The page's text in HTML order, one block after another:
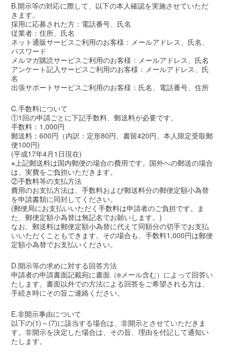
B.開示等の対応に際して、以下の本人確認を実施させていただ
きます。
採用に応募された方：電話番号、氏名
従業者：住所、氏名
ネット通販サービスご利用のお客様：メールアドレス、氏名、
パスワード
メルマガ購読サービスご利用のお客様：メールアドレス、氏名
アンケート記入サービスご利用のお客様：メールアドレス、氏
名
出張サポートサービスご利用のお客様：氏名、電話番号、住所
C.手数料について
①1回の申請ごとに下記手数料、郵送料が必要です。
手数料：1,000円
郵送料：600円（内訳：定形80円、書留420円、本人限定受取郵
便100円)
(平成17年4月1日現在)
※上記郵送料は国内郵便の場合の費用です。国外への郵送の場合
は、実費をご負担いただきます。
②手数料等の支払方法
費用のお支払方法は、手数料および郵送料分の郵便定額小為替
を申請書類に同封してください。
(郵便局にお支払いいただく手数料は申請者のご負担です。ま
た、郵便定額小為替は無記名でお願いします。)
なお、郵送料は郵便定額小為替に代えて同額分の切手でお支払
いいただくこともできます。その場合も、手数料1,000円は郵便
定額小為替でお支払いください。
D.開示等の求めに対する回答方法
申請者の申請書面記載宛に書面（eメール含む）によって回答い
たします。書面以外での方法による回答をご希望される方は、
手続き時にその旨ご連絡ください。
E.非開示事由について
以下の(1)～(7)に該当する場合は、非開示とさせていただきま
す。非開示を決定した場合は、その旨、理由を付記して通知い
たします。